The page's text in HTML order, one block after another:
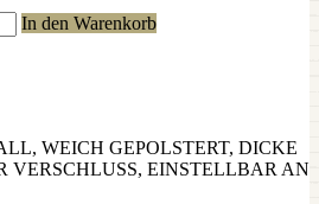
In den Warenkorb
WEICH GEPOLSTERT, DICKE
VERSCHLUSS, EINSTELLBAR AN